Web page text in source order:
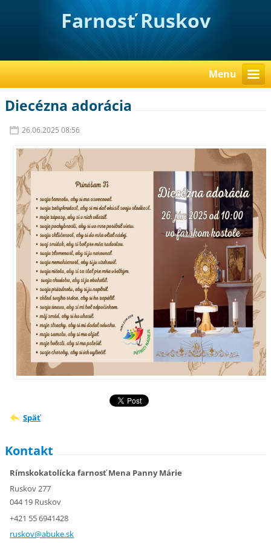
Farnosť Ruskov
Menu
Diecézna adorácia
26.06.2025 08:56
Späť
Kontakt
Rímskokatolícka farnosť Mena Panny Márie
Ruskov 277
044 19 Ruskov
+421 55 6941428
ruskov@abuke.sk